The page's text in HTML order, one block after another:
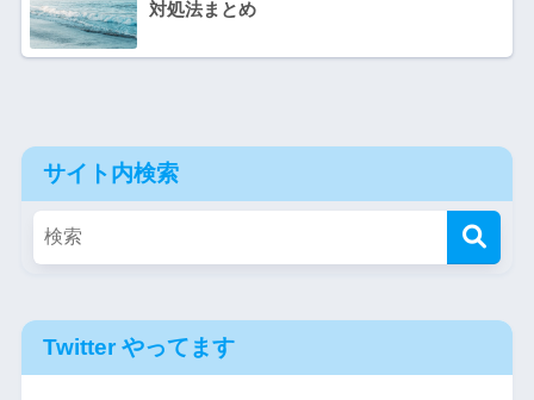
対処法まとめ
サイト内検索
Twitter やってます